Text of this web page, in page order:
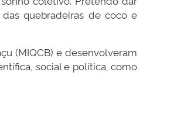
quebradeiras de coco e
(MIQCB) e desenvolveram
social e política, como